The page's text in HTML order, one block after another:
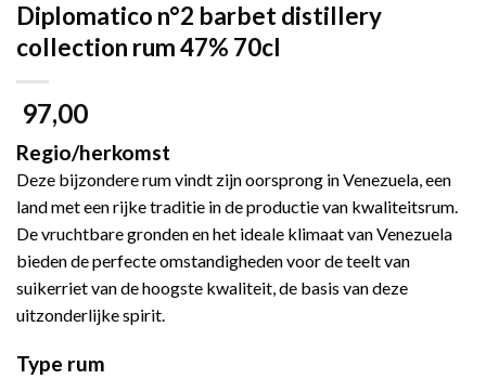
Diplomatico n°2 barbet distillery
collection rum 47% 70cl
97,00
Regio/herkomst
Deze bijzondere rum vindt zijn oorsprong in Venezuela, een
land met een rijke traditie in de productie van kwaliteitsrum.
De vruchtbare gronden en het ideale klimaat van Venezuela
bieden de perfecte omstandigheden voor de teelt van
suikerriet van de hoogste kwaliteit, de basis van deze
uitzonderlijke spirit.
Type rum